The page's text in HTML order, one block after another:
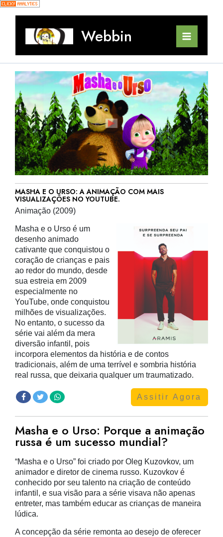
para
o
conteúdo
Webbin
Main
Menu
MASHA E O URSO: A ANIMAÇÃO COM MAIS
VISUALIZAÇÕES NO YOUTUBE.
Animação (2009)
Masha e o Urso é um
desenho animado
cativante que conquistou o
coração de crianças e pais
ao redor do mundo, desde
sua estreia em 2009
especialmente no
YouTube, onde conquistou
milhões de visualizações.
No entanto, o sucesso da
série vai além da mera
diversão infantil, pois
incorpora elementos da história e de contos
tradicionais, além de uma terrível e sombria história
real russa, que deixaria qualquer um traumatizado.
Assitir Agora
Masha e o Urso: Porque a animação
russa é um sucesso mundial?
“Masha e o Urso” foi criado por Oleg Kuzovkov, um
animador e diretor de cinema russo. Kuzovkov é
conhecido por seu talento na criação de conteúdo
infantil, e sua visão para a série visava não apenas
entreter, mas também educar as crianças de maneira
lúdica.
A concepção da série remonta ao desejo de oferecer